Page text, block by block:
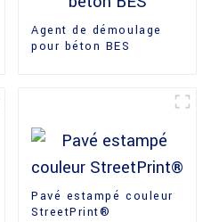
Agent de démoulage
pour béton BES
Pavé estampé couleur
StreetPrint®